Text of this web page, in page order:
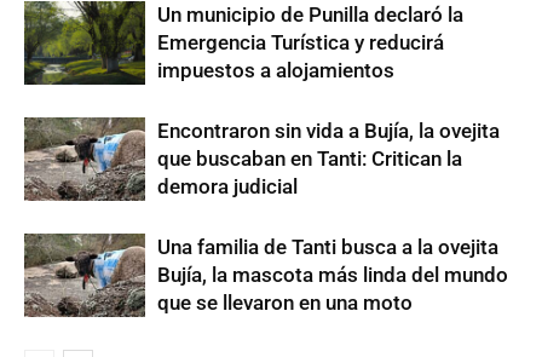
Un municipio de Punilla declaró la
Emergencia Turística y reducirá
impuestos a alojamientos
Encontraron sin vida a Bujía, la ovejita
que buscaban en Tanti: Critican la
demora judicial
Una familia de Tanti busca a la ovejita
Bujía, la mascota más linda del mundo
que se llevaron en una moto